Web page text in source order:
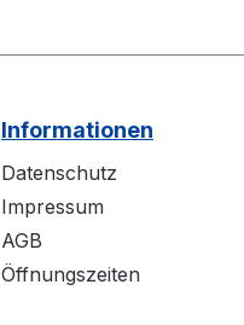
Informationen
Datenschutz
Impressum
AGB
Öffnungszeiten